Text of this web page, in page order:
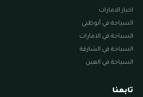
اخبار الامارات
السياحة في أبوظبي
السياحة في الامارات
السياحة في الشارقة
السياحة في العين
تابعنا